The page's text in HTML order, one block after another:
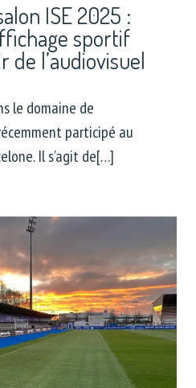
ISE 2025 :
sportif
de l’audiovisuel
le domaine de
participé au
Il s’agit de[…]